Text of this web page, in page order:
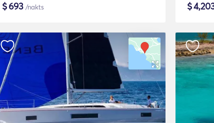
$693 /nakts $